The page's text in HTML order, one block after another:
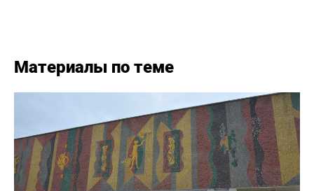
Материалы по теме